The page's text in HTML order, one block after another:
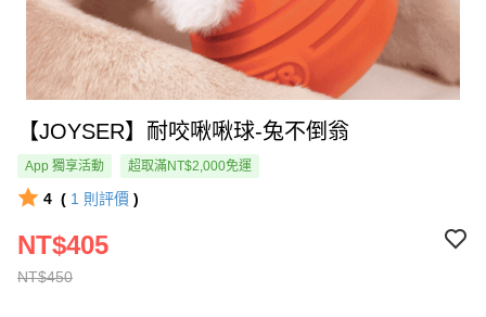
【JOYSER】耐咬啾啾球-兔不倒翁
App 獨享活動 超取滿NT$2,000免運
4 ( 1 則評價 )
NT$450
NT$405